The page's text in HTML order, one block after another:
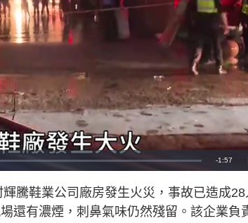
R
-1:57
騰鞋業公司廠房發生火災，事故已造成28
還有濃煙，刺鼻氣味仍然殘留。該企業負